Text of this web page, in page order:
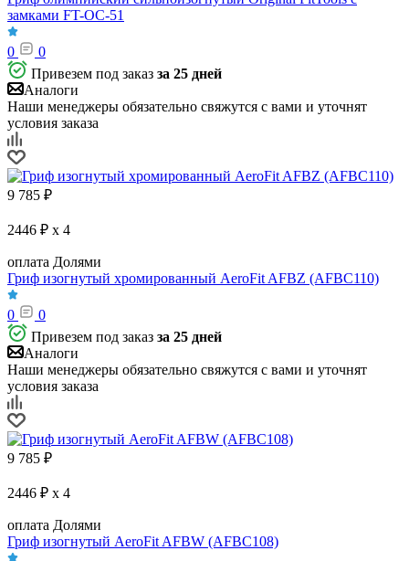
замками FT-OC-51
0
0
Привезем под заказ за 25 дней
Аналоги
Наши менеджеры обязательно свяжутся с вами и уточнят
условия заказа
9 785 ₽
2446 ₽ x 4
оплата Долями
Гриф изогнутый хромированный AeroFit AFBZ (AFBC110)
0
0
Привезем под заказ за 25 дней
Аналоги
Наши менеджеры обязательно свяжутся с вами и уточнят
условия заказа
9 785 ₽
2446 ₽ x 4
оплата Долями
Гриф изогнутый AeroFit AFBW (AFBC108)